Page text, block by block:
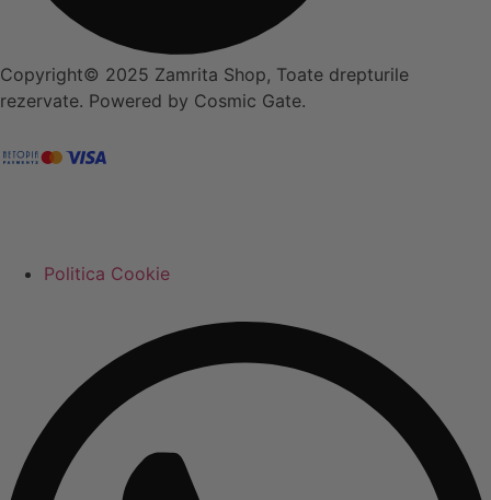
Copyright© 2025 Zamrita Shop, Toate drepturile
rezervate. Powered by Cosmic Gate.
Politica Cookie